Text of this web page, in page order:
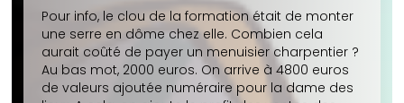
Pour info, le clou de la formation était de monter
une serre en dôme chez elle. Combien cela
aurait coûté de payer un menuisier charpentier ?
Au bas mot, 2000 euros. On arrive à 4800 euros
de valeurs ajoutée numéraire pour la dame des